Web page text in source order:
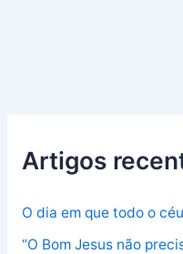
Artigos
O dia em que todo o
“O Bom Jesus não